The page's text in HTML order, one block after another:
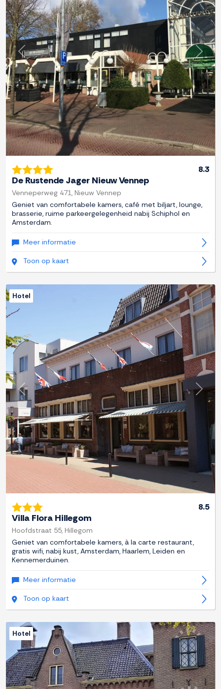
Previous Next
8.3
De Rustende Jager Nieuw Vennep
Venneperweg 471, Nieuw Vennep
Geniet van comfortabele kamers, café met biljart, lounge,
brasserie, ruime parkeergelegenheid nabij Schiphol en
Amsterdam.
Meer informatie
Toon op kaart
Previous Next
Hotel
8.5
Villa Flora Hillegom
Hoofdstraat 55, Hillegom
Geniet van comfortabele kamers, à la carte restaurant,
gratis wifi, nabij kust, Amsterdam, Haarlem, Leiden en
Kennemerduinen.
Meer informatie
Toon op kaart
Hotel